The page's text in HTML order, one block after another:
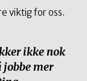
viktig for oss.
ikke nok
jobbe mer